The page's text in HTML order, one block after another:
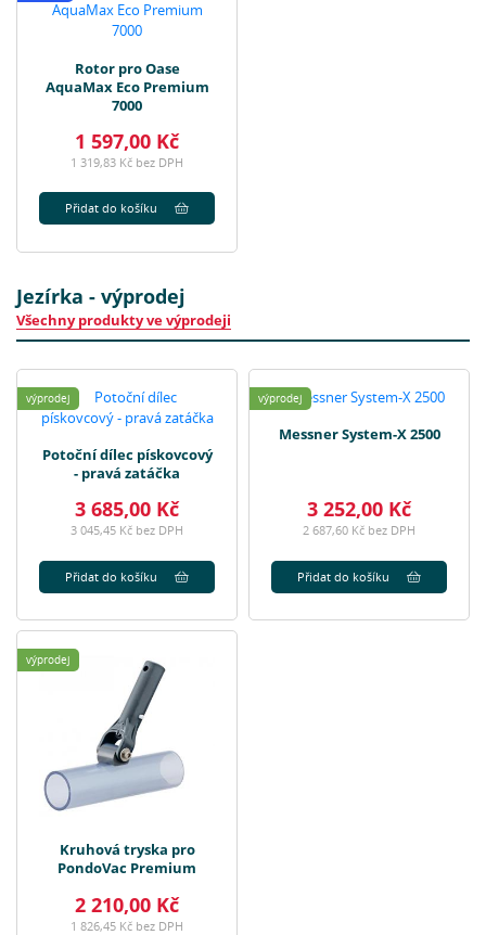
Rotor pro Oase
AquaMax Eco Premium
7000
1 597,00 Kč
1 319,83 Kč bez DPH
Přidat do košíku
Jezírka - výprodej
Všechny produkty ve výprodeji
výprodej
Potoční dílec pískovcový
- pravá zatáčka
3 685,00 Kč
3 045,45 Kč bez DPH
Přidat do košíku
výprodej
Messner System-X 2500
3 252,00 Kč
2 687,60 Kč bez DPH
Přidat do košíku
výprodej
Kruhová tryska pro
PondoVac Premium
2 210,00 Kč
1 826,45 Kč bez DPH